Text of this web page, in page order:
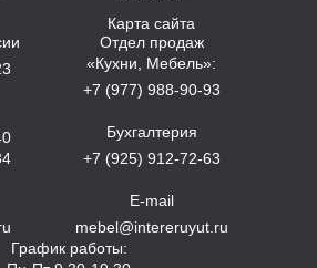
Карта сайта
Отдел продаж
«Кухни, Мебель»:
+7 (977) 988-90-93
Бухгалтерия
+7 (925) 912-72-63
E-mail
mebel@intereruyut.ru
График работы: